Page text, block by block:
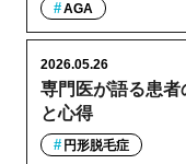
AGA
専門医が語る患
と心得
2026.05.26
円形脱毛症